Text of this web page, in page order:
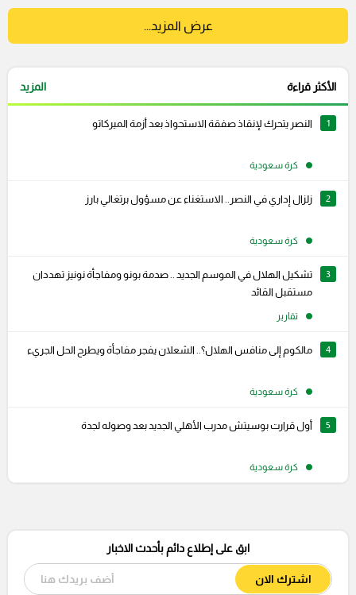
عرض المزيد...
الأكثر قراءة المزيد
1 النصر يتحرك لإنقاذ صفقة الاستحواذ بعد أزمة الميركاتو
كرة سعودية
2 زلزال إداري في النصر.. الاستغناء عن مسؤول برتغالي بارز
كرة سعودية
3
تشكيل الهلال في الموسم الجديد .. صدمة بونو ومفاجأة نونيز تهددان
مستقبل القائد
تقارير
4 مالكوم إلى منافس الهلال؟.. الشعلان يفجر مفاجأة ويطرح الحل الجريء
كرة سعودية
5 أول قرارت بوسيتش مدرب الأهلي الجديد بعد وصوله لجدة
كرة سعودية
ابق على إطلاع دائم بأحدث الاخبار
اشترك الان